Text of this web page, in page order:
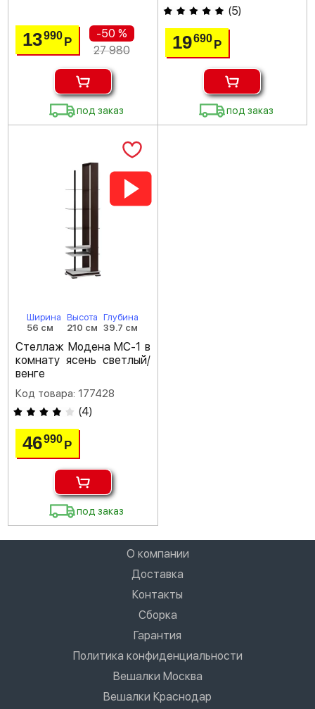
13990Р
-50 %
27 980
под заказ
(5)
19690 Р
под заказ
Ширина
56 см
Высота
210 см
Глубина
39.7 см
Стеллаж Модена МС-1 в
комнату ясень светлый/
венге
Код товара: 177428
(4)
46990Р
под заказ
О компании
Доставка
Контакты
Сборка
Гарантия
Политика конфиденциальности
Вешалки Москва
Вешалки Краснодар